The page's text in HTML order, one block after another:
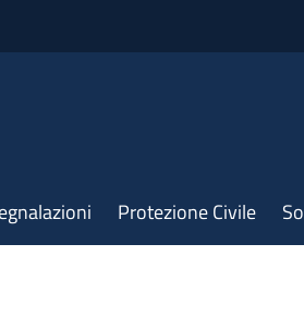
Protezione Civile